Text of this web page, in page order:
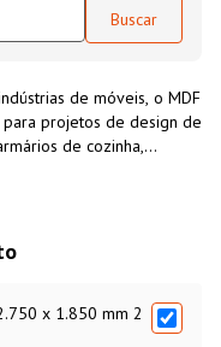
de móveis, o MDF
projetos de design de
de cozinha,
É um material
de florestas cultivadas
x 1.850 mm 2